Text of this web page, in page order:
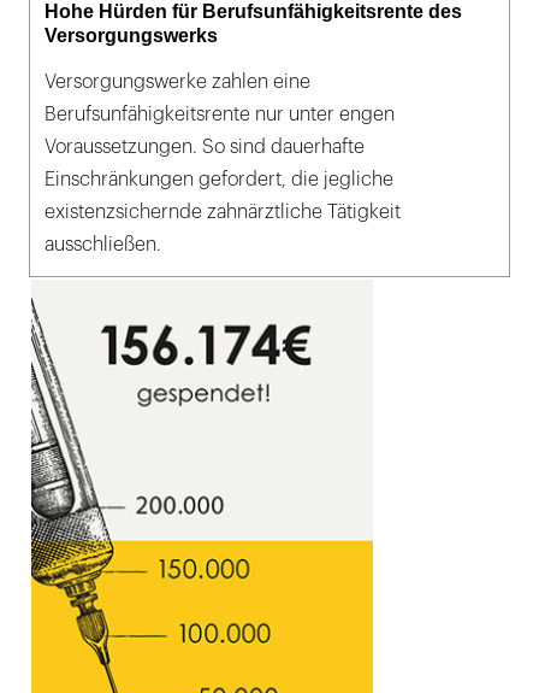
Hohe Hürden für Berufsunfähigkeitsrente des
Versorgungswerks
Versorgungswerke zahlen eine
Berufsunfähigkeitsrente nur unter engen
Voraussetzungen. So sind dauerhafte
Einschränkungen gefordert, die jegliche
existenzsichernde zahnärztliche Tätigkeit
ausschließen.